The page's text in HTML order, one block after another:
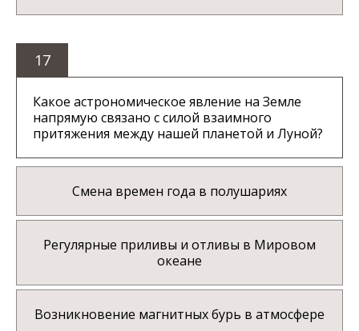
17
Какое астрономическое явление на Земле
напрямую связано с силой взаимного
притяжения между нашей планетой и Луной?
Смена времен года в полушариях
Регулярные приливы и отливы в Мировом
океане
Возникновение магнитных бурь в атмосфере